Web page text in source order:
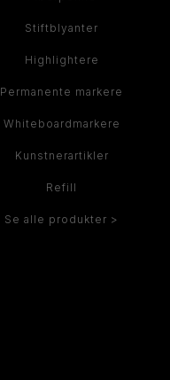
Stiftblyanter
Highlightere
Permanente markere
Whiteboardmarkere
Kunstnerartikler
Refill
Se alle produkter >